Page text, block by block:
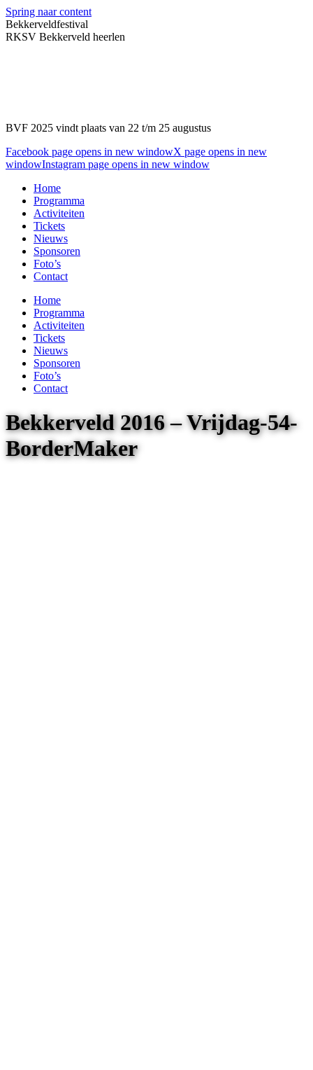
Spring naar content
Bekkerveldfestival
RKSV Bekkerveld heerlen
BVF 2025 vindt plaats van 22 t/m 25 augustus
Facebook page opens in new windowX page opens in new
windowInstagram page opens in new window
Home
Programma
Activiteiten
Tickets
Nieuws
Sponsoren
Foto’s
Contact
Home
Programma
Activiteiten
Tickets
Nieuws
Sponsoren
Foto’s
Contact
Bekkerveld 2016 – Vrijdag-54-
BorderMaker